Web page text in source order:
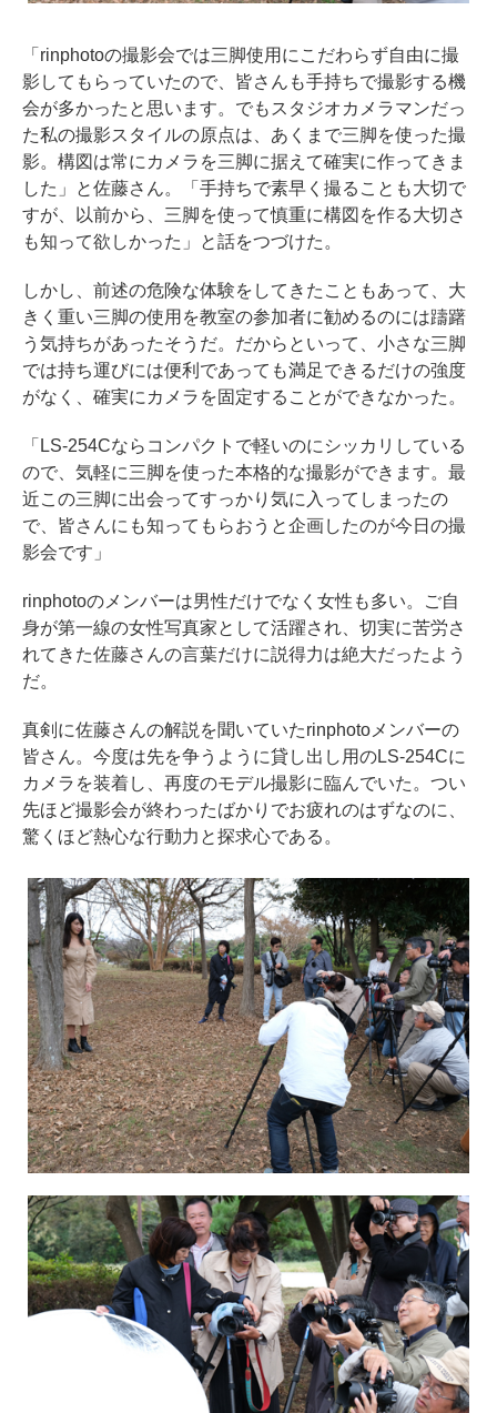
「rinphotoの撮影会では三脚使用にこだわらず自由に撮
影してもらっていたので、皆さんも手持ちで撮影する機
会が多かったと思います。でもスタジオカメラマンだっ
た私の撮影スタイルの原点は、あくまで三脚を使った撮
影。構図は常にカメラを三脚に据えて確実に作ってきま
した」と佐藤さん。「手持ちで素早く撮ることも大切で
すが、以前から、三脚を使って慎重に構図を作る大切さ
も知って欲しかった」と話をつづけた。
しかし、前述の危険な体験をしてきたこともあって、大
きく重い三脚の使用を教室の参加者に勧めるのには躊躇
う気持ちがあったそうだ。だからといって、小さな三脚
では持ち運びには便利であっても満足できるだけの強度
がなく、確実にカメラを固定することができなかった。
「LS-254Cならコンパクトで軽いのにシッカリしている
ので、気軽に三脚を使った本格的な撮影ができます。最
近この三脚に出会ってすっかり気に入ってしまったの
で、皆さんにも知ってもらおうと企画したのが今日の撮
影会です」
rinphotoのメンバーは男性だけでなく女性も多い。ご自
身が第一線の女性写真家として活躍され、切実に苦労さ
れてきた佐藤さんの言葉だけに説得力は絶大だったよう
だ。
真剣に佐藤さんの解説を聞いていたrinphotoメンバーの
皆さん。今度は先を争うように貸し出し用のLS-254Cに
カメラを装着し、再度のモデル撮影に臨んでいた。つい
先ほど撮影会が終わったばかりでお疲れのはずなのに、
驚くほど熱心な行動力と探求心である。